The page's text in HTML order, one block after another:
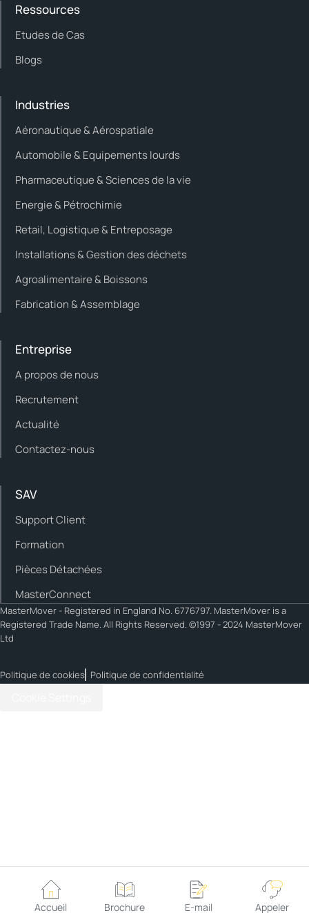
Accueil Brochure E-mail Appeler
Ressources
Etudes de Cas
Blogs
Industries
Aéronautique & Aérospatiale
Automobile & Equipements lourds
Pharmaceutique & Sciences de la vie
Energie & Pétrochimie
Retail, Logistique & Entreposage
Installations & Gestion des déchets
Agroalimentaire & Boissons
Fabrication & Assemblage
Entreprise
A propos de nous
Recrutement
Actualité
Contactez-nous
SAV
Support Client
Formation
Pièces Détachées
MasterConnect
MasterMover - Registered in England No. 6776797. MasterMover is a
Registered Trade Name. All Rights Reserved. ©1997 - 2024 MasterMover
Ltd
Politique de cookies Politique de confidentialité